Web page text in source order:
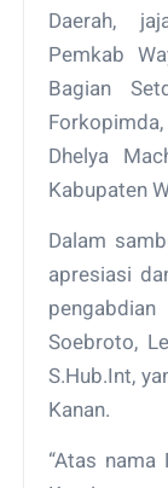
Daerah,
Pemkab
Bagian
Dhelya
Kabupaten
Dalam
apresiasi
Soebroto,
S.Hub.Int,
Kanan.
“Atas nama